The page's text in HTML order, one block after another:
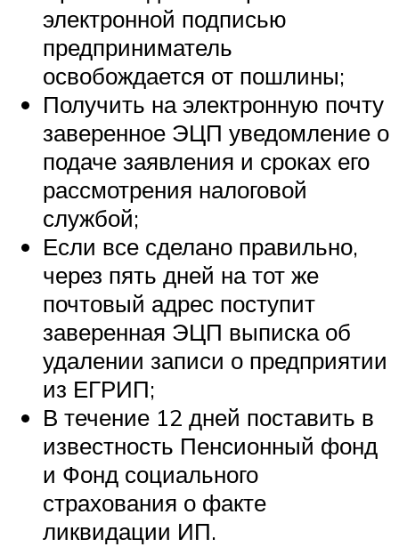
электронной подписью
предприниматель
освобождается от пошлины;
Получить на электронную почту
заверенное ЭЦП уведомление о
подаче заявления и сроках его
рассмотрения налоговой
службой;
Если все сделано правильно,
через пять дней на тот же
почтовый адрес поступит
заверенная ЭЦП выписка об
удалении записи о предприятии
из ЕГРИП;
В течение 12 дней поставить в
известность Пенсионный фонд
и Фонд социального
страхования о факте
ликвидации ИП.